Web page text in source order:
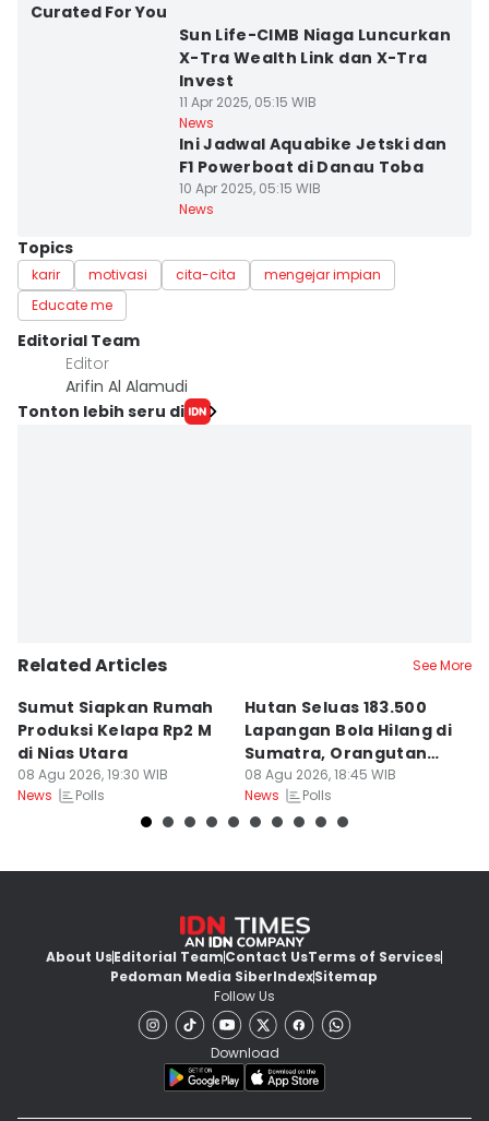
Curated For You
Sun Life-CIMB Niaga Luncurkan
X-Tra Wealth Link dan X-Tra
Invest
11 Apr 2025, 05:15 WIB
News
Ini Jadwal Aquabike Jetski dan
F1 Powerboat di Danau Toba
10 Apr 2025, 05:15 WIB
News
Topics
karir motivasi cita-cita
mengejar impian
Educate me
Editorial Team
Editor
Arifin Al Alamudi
Tonton lebih seru di
Related Articles See More
Sumut Siapkan Rumah
Produksi Kelapa Rp2 M
di Nias Utara
08 Agu 2026, 19:30 WIB
News
Polls
Hutan Seluas 183.500
Lapangan Bola Hilang di
Sumatra, Orangutan
Tertekan
08 Agu 2026, 18:45 WIB
News
Polls
About UsEditorial TeamContact UsTerms of Services
Pedoman Media SiberIndexSitemap
Follow Us
Download